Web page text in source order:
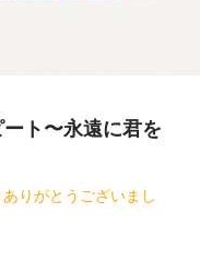
ト〜永遠に君を
りがとうございまし